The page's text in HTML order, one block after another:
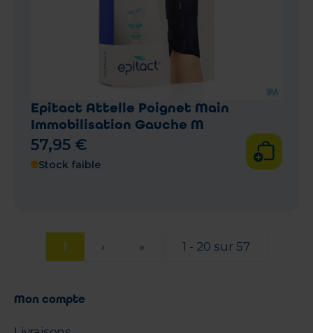
Epitact Attelle Poignet Main
Immobilisation Gauche M
57,95 €
Stock faible
1 › » 1 - 20 sur 57
Mon compte